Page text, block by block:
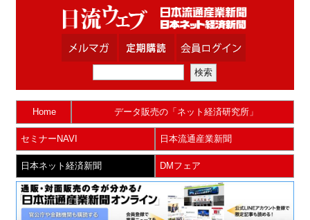
Home データ販売の「ネット経済研究所」
セミナーNAVI 日本流通産業新聞
日本ネット経済新聞 DMフェア